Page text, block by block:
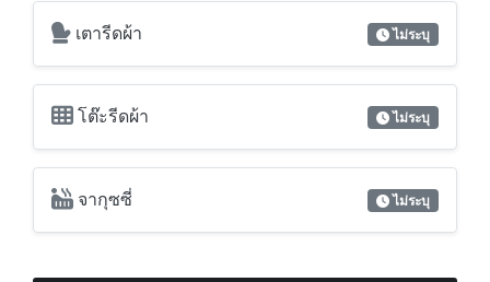
เตารีดผ้า ไม่ระบุ
โต๊ะรีดผ้า ไม่ระบุ
จากุซซี่ ไม่ระบุ